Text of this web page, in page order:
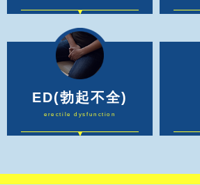
ED(勃起不全)
erectile dysfunction